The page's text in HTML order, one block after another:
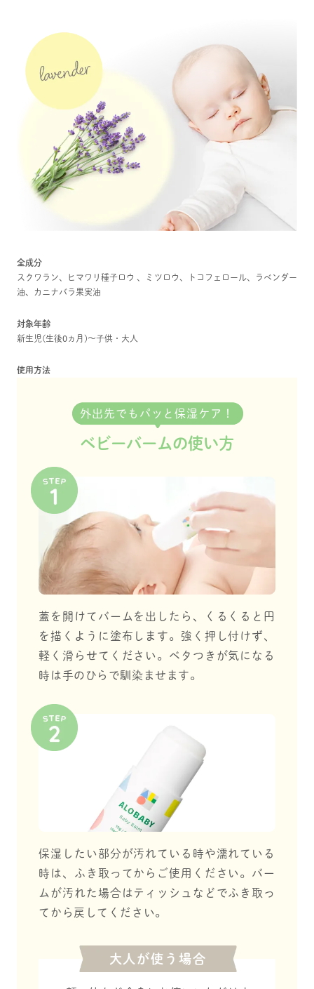
全成分
スクワラン、ヒマワリ種子ロウ 、ミツロウ、トコフェロール、ラベンダー
油、カニナバラ果実油
対象年齢
新生児(生後0ヵ月)～子供・大人
使用方法
外出先でもパッと保湿ケア！
ベビーバームの使い方
蓋を開けてバームを出したら、くるくると円
を描くように塗布します。強く押し付けず、
軽く滑らせてください。ベタつきが気になる
時は手のひらで馴染ませます。
保湿したい部分が汚れている時や濡れている
時は、ふき取ってからご使用ください。バー
ムが汚れた場合はティッシュなどでふき取っ
てから戻してください。
大人が使う場合